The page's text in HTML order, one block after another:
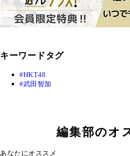
キーワードタグ
HKT48
武田智加
編集部のオ
あなたにオススメ